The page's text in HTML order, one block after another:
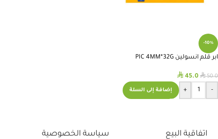
-10%
ابر قلم انسولين PIC 4MM*32G
⃁50.0
⃁ 45.0
-
+ إضافة إلى السلة
اتفاقية البيع
سياسة الخصوصية